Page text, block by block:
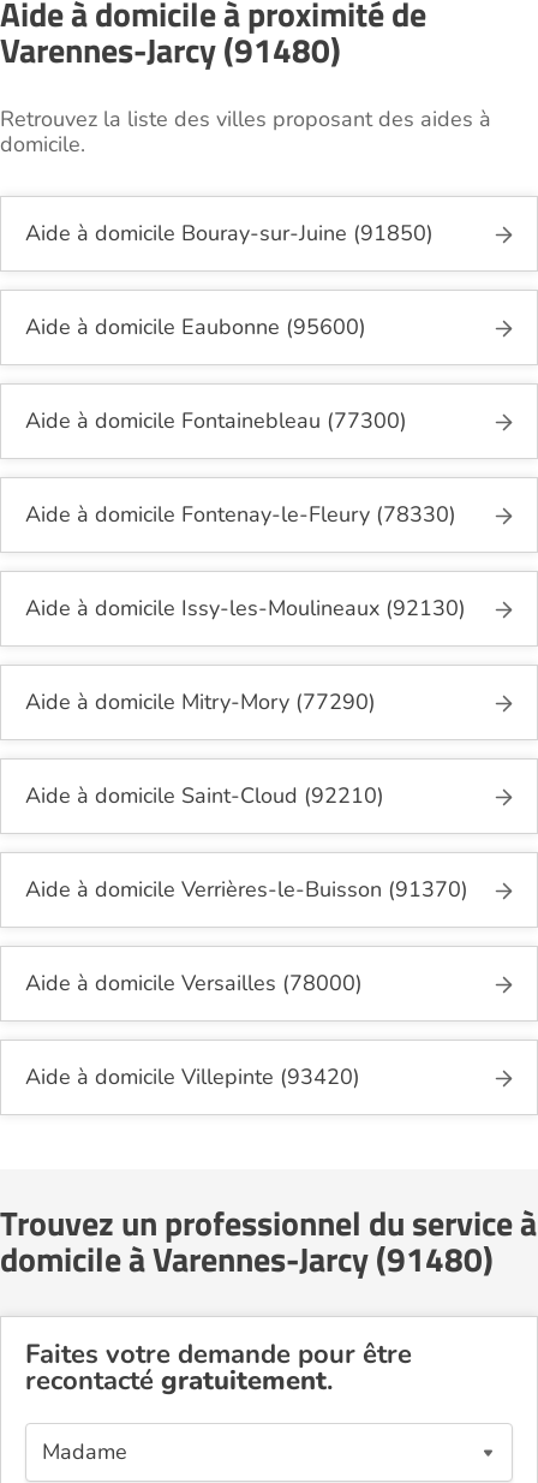
Aide à domicile à proximité de
Varennes-Jarcy (91480)
Retrouvez la liste des villes proposant des aides à
domicile.
Aide à domicile Bouray-sur-Juine (91850)
Aide à domicile Eaubonne (95600)
Aide à domicile Fontainebleau (77300)
Aide à domicile Fontenay-le-Fleury (78330)
Aide à domicile Issy-les-Moulineaux (92130)
Aide à domicile Mitry-Mory (77290)
Aide à domicile Saint-Cloud (92210)
Aide à domicile Verrières-le-Buisson (91370)
Aide à domicile Versailles (78000)
Aide à domicile Villepinte (93420)
Trouvez un professionnel du service à
domicile à Varennes-Jarcy (91480)
Faites votre demande pour être
recontacté gratuitement.